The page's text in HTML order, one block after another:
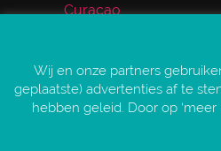
Curaçao
Jamaica
Wij en onze partners
geplaatste) advertenties af te
hebben geleid. Door op